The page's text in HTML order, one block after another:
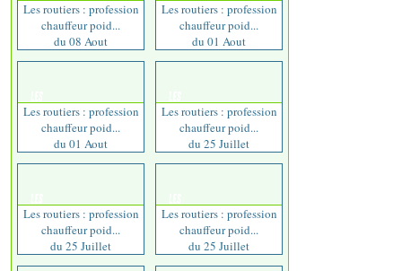
Les routiers : profession
chauffeur poid...
du 08 Aout
Les routiers : profession
chauffeur poid...
du 01 Aout
Les routiers : profession
chauffeur poid...
du 01 Aout
Les routiers : profession
chauffeur poid...
du 25 Juillet
Les routiers : profession
chauffeur poid...
du 25 Juillet
Les routiers : profession
chauffeur poid...
du 25 Juillet